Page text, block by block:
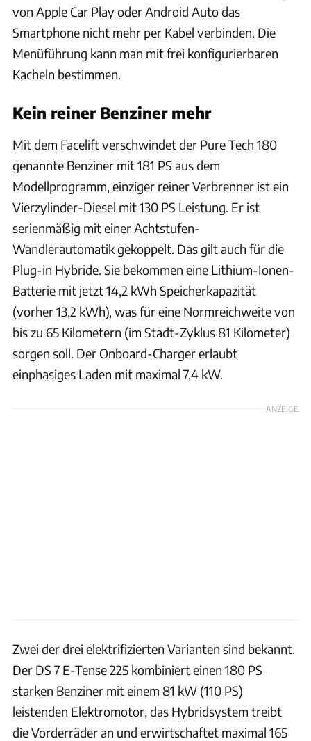
von Apple Car Play oder Android Auto das
Smartphone nicht mehr per Kabel verbinden. Die
Menüführung kann man mit frei konfigurierbaren
Kacheln bestimmen.
Kein reiner Benziner mehr
Mit dem Facelift verschwindet der Pure Tech 180
genannte Benziner mit 181 PS aus dem
Modellprogramm, einziger reiner Verbrenner ist ein
Vierzylinder-Diesel mit 130 PS Leistung. Er ist
serienmäßig mit einer Achtstufen-
Wandlerautomatik gekoppelt. Das gilt auch für die
Plug-in Hybride. Sie bekommen eine Lithium-Ionen-
Batterie mit jetzt 14,2 kWh Speicherkapazität
(vorher 13,2 kWh), was für eine Normreichweite von
bis zu 65 Kilometern (im Stadt-Zyklus 81 Kilometer)
sorgen soll. Der Onboard-Charger erlaubt
einphasiges Laden mit maximal 7,4 kW.
ANZEIGE
Zwei der drei elektrifizierten Varianten sind bekannt.
Der DS 7 E-Tense 225 kombiniert einen 180 PS
starken Benziner mit einem 81 kW (110 PS)
leistenden Elektromotor, das Hybridsystem treibt
die Vorderräder an und erwirtschaftet maximal 165